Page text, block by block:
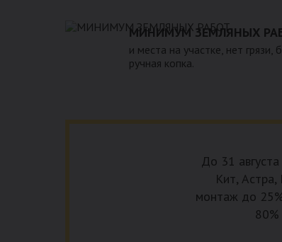
МИНИМУМ ЗЕМЛЯНЫХ
и места на участке, нет грязи,
ручная копка.
До 31
Кит, Астра,
монтаж до
80%